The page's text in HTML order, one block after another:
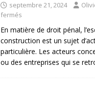
septembre 21, 2024
fermés
En matière de droit pénal,
construction est un sujet
particulière. Les acteurs
ou des entreprises qui se